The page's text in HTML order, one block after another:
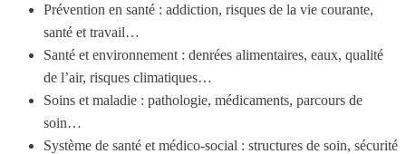
Prévention en santé : addiction, risques de la vie courante,
santé et travail…
Santé et environnement : denrées alimentaires, eaux, qualité
de l’air, risques climatiques…
Soins et maladie : pathologie, médicaments, parcours de
soin…
Système de santé et médico-social : structures de soin, sécurité